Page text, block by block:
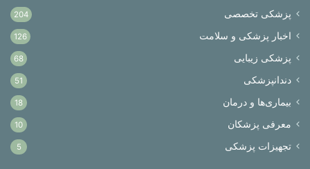
پزشکی تخصصی 204
اخبار پزشکی و سلامت 126
پزشکی زیبایی 68
دندانپزشکی 51
بیماری‌ها و درمان 18
معرفی پزشکان 10
تجهیزات پزشکی 5